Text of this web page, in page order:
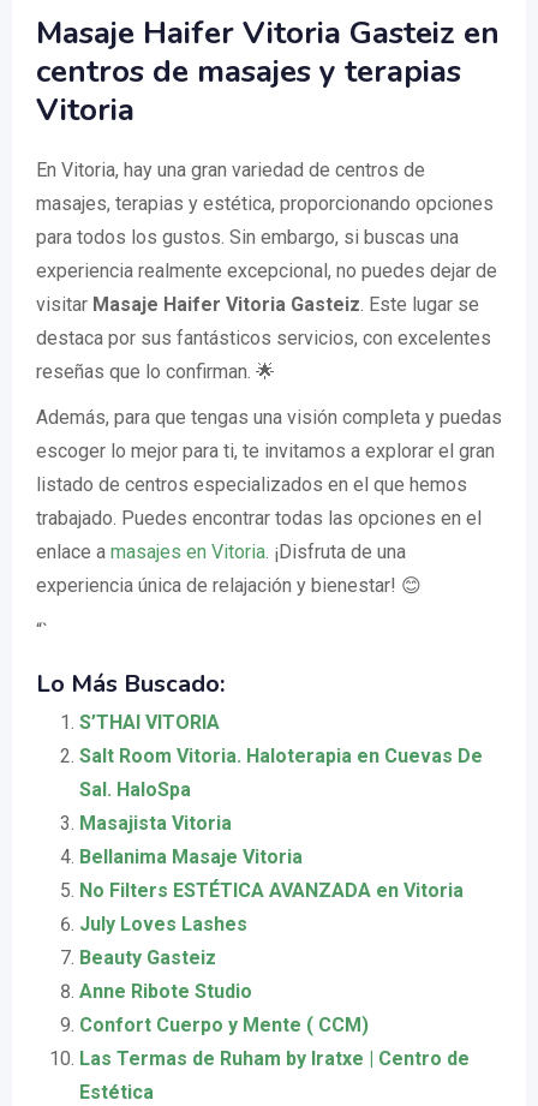
Masaje Haifer Vitoria Gasteiz en
centros de masajes y terapias
Vitoria
En Vitoria, hay una gran variedad de centros de
masajes, terapias y estética, proporcionando opciones
para todos los gustos. Sin embargo, si buscas una
experiencia realmente excepcional, no puedes dejar de
visitar Masaje Haifer Vitoria Gasteiz. Este lugar se
destaca por sus fantásticos servicios, con excelentes
reseñas que lo confirman. 🌟
Además, para que tengas una visión completa y puedas
escoger lo mejor para ti, te invitamos a explorar el gran
listado de centros especializados en el que hemos
trabajado. Puedes encontrar todas las opciones en el
enlace a masajes en Vitoria. ¡Disfruta de una
experiencia única de relajación y bienestar! 😊
“`
Lo Más Buscado:
S’THAI VITORIA
Salt Room Vitoria. Haloterapia en Cuevas De
Sal. HaloSpa
Masajista Vitoria
Bellanima Masaje Vitoria
No Filters ESTÉTICA AVANZADA en Vitoria
July Loves Lashes
Beauty Gasteiz
Anne Ribote Studio
Confort Cuerpo y Mente ( CCM)
Las Termas de Ruham by Iratxe | Centro de
Estética